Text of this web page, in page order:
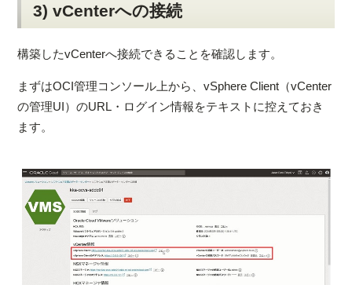
3) vCenterへの接続
構築したvCenterへ接続できることを確認します。
まずはOCI管理コンソール上から、vSphere Client（vCenter
の管理UI）のURL・ログイン情報をテキストに控えておき
ます。